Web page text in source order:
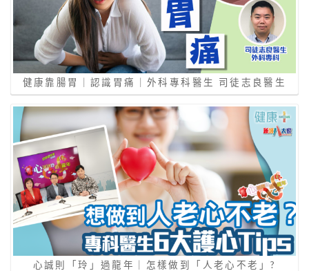
健康靠腸胃｜認識胃痛｜外科專科醫生 司徒志良醫生
心誠則「玲」過龍年｜怎樣做到「⼈老⼼不老」?